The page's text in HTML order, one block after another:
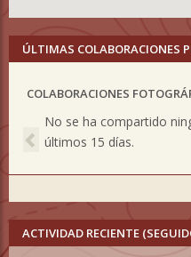
ÚLTIMAS COLABORACIONES
COLABORACIONES
No se ha compartido
últimos 15 días.
Previous
ACTIVIDAD RECIENTE